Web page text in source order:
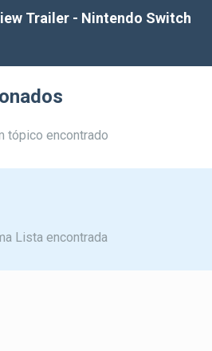
Trailer - Nintendo Switch
tópico encontrado
Lista encontrada